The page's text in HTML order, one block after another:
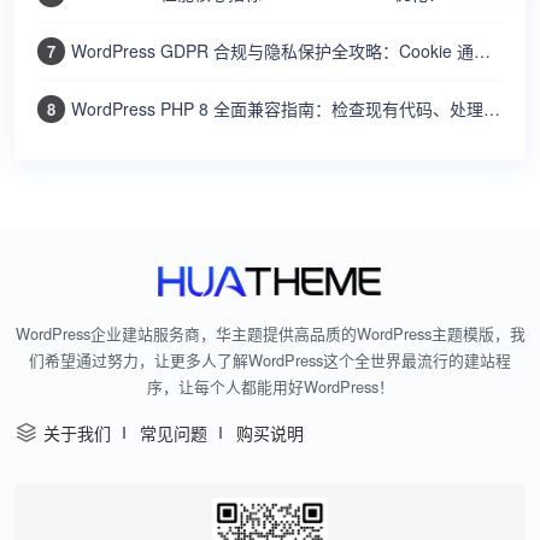
7 WordPress GDPR 合规与隐私保护全攻略：Cookie 通知、数据导出、隐私政策、用户数据删除
8 WordPress PHP 8 全面兼容指南：检查现有代码、处理废弃函数、提升性能和安全
WordPress企业建站服务商，华主题提供高品质的WordPress主题模版，我
们希望通过努力，让更多人了解WordPress这个全世界最流行的建站程
序，让每个人都能用好WordPress！
关于我们 常见问题 购买说明